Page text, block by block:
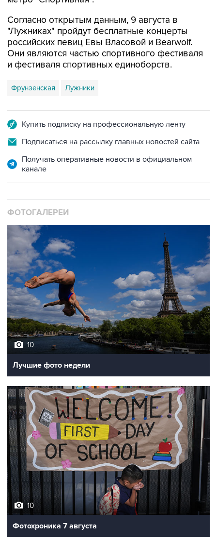
Согласно открытым данным, 9 августа в
"Лужниках" пройдут бесплатные концерты
российских певиц Евы Власовой и Bearwolf.
Они являются частью спортивного фестиваля
и фестиваля спортивных единоборств.
Фрунзенская Лужники
Купить подписку на профессиональную ленту
Подписаться на рассылку главных новостей сайта
Получать оперативные новости в официальном
канале
ФОТОГАЛЕРЕИ
10
Лучшие фото недели
10
Фотохроника 7 августа